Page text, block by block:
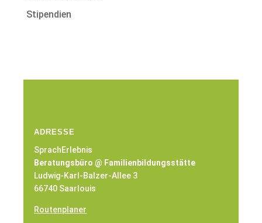
Stipendien
ADRESSE
SprachErlebnis
Beratungsbüro @ Familienbildungsstätte
Ludwig-Karl-Balzer-Allee 3
66740 Saarlouis
Routenplaner